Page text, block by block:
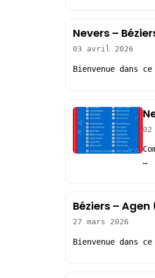
Nevers –
03 avril 2026
Bienvenue dans
…
Béziers –
27 mars 2026
Bienvenue dans